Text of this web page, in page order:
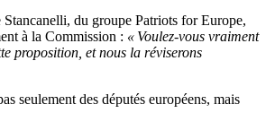
du groupe Patriots for Europe,
à la Commission : « Voulez-vous vraiment
proposition, et nous la réviserons
seulement des députés européens, mais